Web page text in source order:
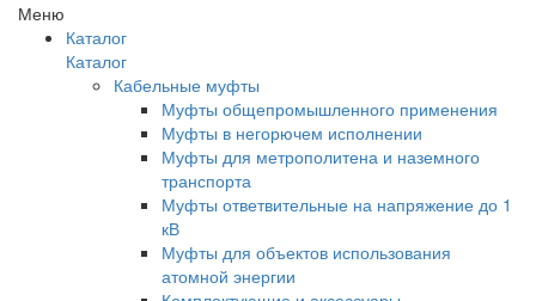
Меню
Каталог
Каталог
Кабельные муфты
Муфты общепромышленного применения
Муфты в негорючем исполнении
Муфты для метрополитена и наземного
транспорта
Муфты ответвительные на напряжение до 1
кВ
Муфты для объектов использования
атомной энергии